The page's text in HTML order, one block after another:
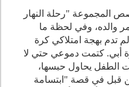
المجموعة "رحلة النهار
والده، وفي لحظة ما
تدم بهجة امتلاكي كرة
أبي. كتمت دموعي حتي لا
الطفل يحاول حبسها،
قبل في قصة "ابتسامة